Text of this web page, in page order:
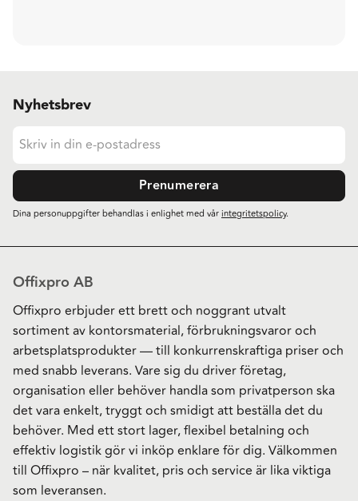
Nyhetsbrev
Prenumerera
Dina personuppgifter behandlas i enlighet med vårintegritetspolicy.
Offixpro AB
Offixpro erbjuder ett brett och noggrant utvalt
sortiment av kontorsmaterial, förbrukningsvaror och
arbetsplatsprodukter — till konkurrenskraftiga priser och
med snabb leverans. Vare sig du driver företag,
organisation eller behöver handla som privatperson ska
det vara enkelt, tryggt och smidigt att beställa det du
behöver. Med ett stort lager, flexibel betalning och
effektiv logistik gör vi inköp enklare för dig. Välkommen
till Offixpro – när kvalitet, pris och service är lika viktiga
som leveransen.